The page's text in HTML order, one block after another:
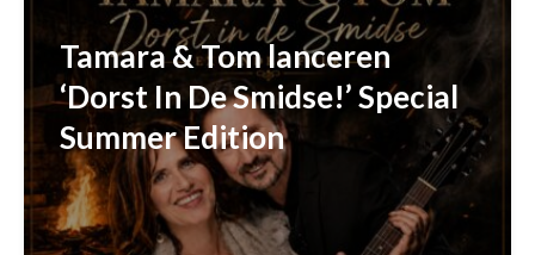
Tamara & Tom lanceren
‘Dorst In De Smidse!’ Special
Summer Edition